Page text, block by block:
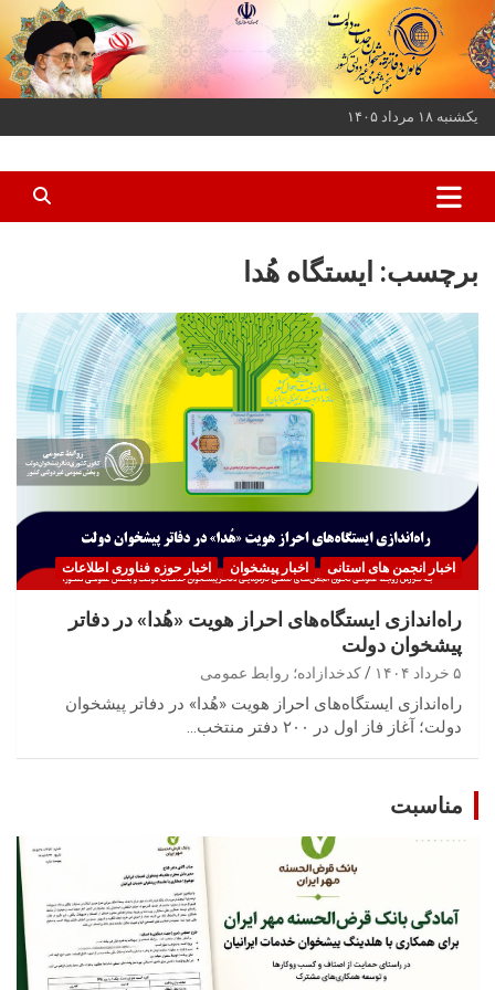
به
محتوا
بروید
یکشنبه ۱۸ مرداد ۱۴۰۵
کانون دفاتر پیشخوان
برچسب: ایستگاه هُدا
اخبار انجمن های استانی اخبار پیشخوان اخبار حوزه فناوری اطلاعات
راه‌اندازی ایستگاه‌های احراز هویت «هُدا» در دفاتر
پیشخوان دولت
۵ خرداد ۱۴۰۴ کدخدازاده؛ روابط عمومی
راه‌اندازی ایستگاه‌های احراز هویت «هُدا» در دفاتر پیشخوان
دولت؛ آغاز فاز اول در ۲۰۰ دفتر منتخب…
مناسبت